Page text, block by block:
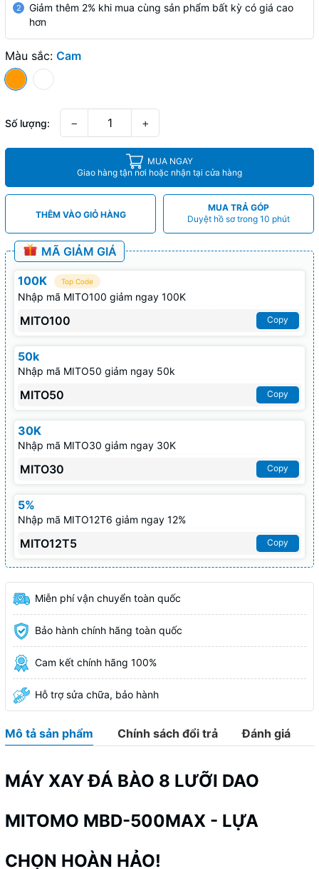
2
Giảm thêm 2% khi mua cùng sản phẩm bất kỳ có giá cao
hơn
Màu sắc: Cam
Số lượng: − +
MUA NGAY
Giao hàng tận nơi hoặc nhận tại cửa hàng
THÊM VÀO GIỎ HÀNG
MUA TRẢ GÓP
Duyệt hồ sơ trong 10 phút
MÃ GIẢM GIÁ
100K Top Code
Nhập mã MITO100 giảm ngay 100K
MITO100 Copy
50k
Nhập mã MITO50 giảm ngay 50k
MITO50 Copy
30K
Nhập mã MITO30 giảm ngay 30K
MITO30 Copy
5%
Nhập mã MITO12T6 giảm ngay 12%
MITO12T5 Copy
Miễn phí vận chuyển toàn quốc
Bảo hành chính hãng toàn quốc
Cam kết chính hãng 100%
Hỗ trợ sửa chữa, bảo hành
Mô tả sản phẩm Chính sách đổi trả Đánh giá
MÁY XAY ĐÁ BÀO 8 LƯỠI DAO
MITOMO MBD-500MAX - LỰA
CHỌN HOÀN HẢO!